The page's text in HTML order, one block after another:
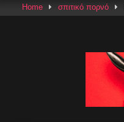
Home σπιτικό πορνό